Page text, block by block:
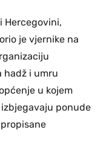
Hercegovini,
je vjernike na
hadž i umru
u kojem
ponude